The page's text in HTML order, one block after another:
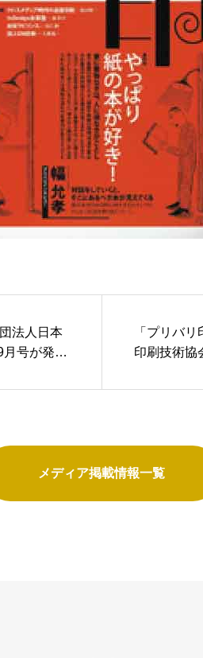
法人日本
号が発売
「プリバ
印刷技術協
メディア掲載情報一覧